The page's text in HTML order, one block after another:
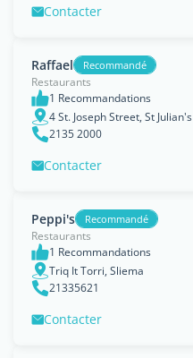
Contacter
Raffael Recommandé
Restaurants
1 Recommandations
4 St. Joseph Street, St Julian's
2135 2000
Contacter
Peppi's Recommandé
Restaurants
1 Recommandations
Triq It Torri, Sliema
21335621
Contacter